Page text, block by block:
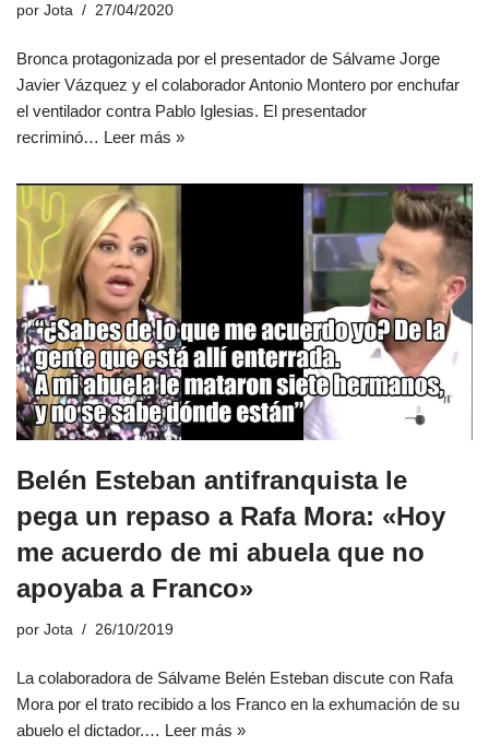
por Jota 27/04/2020
Bronca protagonizada por el presentador de Sálvame Jorge
Javier Vázquez y el colaborador Antonio Montero por enchufar
el ventilador contra Pablo Iglesias. El presentador
recriminó… Leer más »
Belén Esteban antifranquista le
pega un repaso a Rafa Mora: «Hoy
me acuerdo de mi abuela que no
apoyaba a Franco»
por Jota 26/10/2019
La colaboradora de Sálvame Belén Esteban discute con Rafa
Mora por el trato recibido a los Franco en la exhumación de su
abuelo el dictador.… Leer más »